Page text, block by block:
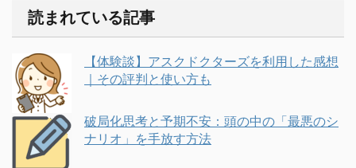
読まれている記事
【体験談】アスクドクターズを利用した感想
｜その評判と使い方も
破局化思考と予期不安：頭の中の「最悪のシ
ナリオ」を手放す方法